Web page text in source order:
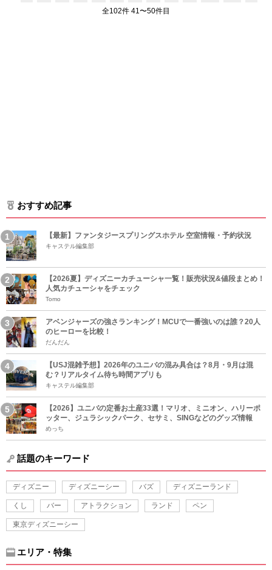
全102件 41〜50件目
おすすめ記事
【最新】ファンタジースプリングスホテル 空室情報・予約状況
キャステル編集部
【2026夏】ディズニーカチューシャ一覧！販売状況&値段まとめ！
人気カチューシャをチェック
Tomo
アベンジャーズの強さランキング！MCUで一番強いのは誰？20人
のヒーローを比較！
だんだん
【USJ混雑予想】2026年のユニバの混み具合は？8月・9月は混
む？リアルタイム待ち時間アプリも
キャステル編集部
【2026】ユニバの定番お土産33選！マリオ、ミニオン、ハリーポ
ッター、ジュラシックパーク、セサミ、SINGなどのグッズ情報
めっち
話題のキーワード
ディズニー ディズニーシー バズ ディズニーランド
くし バー アトラクション ランド ペン
東京ディズニーシー
エリア・特集